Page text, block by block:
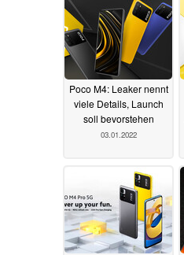
Poco M4: Leaker nennt
viele Details, Launch
soll bevorstehen
03.01.2022